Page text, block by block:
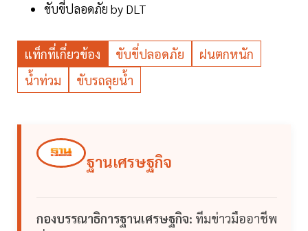
ขับขี่ปลอดภัย by DLT
แท็กที่เกี่ยวข้อง ขับขี่ปลอดภัย
ฝนตกหนัก
น้ำท่วม
ขับรถลุยน้ำ
ฐานเศรษฐกิจ
กองบรรณาธิการฐานเศรษฐกิจ: ทีมข่าวมืออาชีพ